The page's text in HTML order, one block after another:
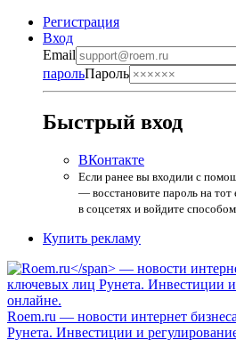
Регистрация
Вход
Email
парольПароль
Быстрый вход
ВКонтакте
Если ранее вы входили с
— восстановите пароль на тот
в соцсетях и войдите
Купить рекламу
Roem.ru — новости интернет
Рунета. Инвестиции и